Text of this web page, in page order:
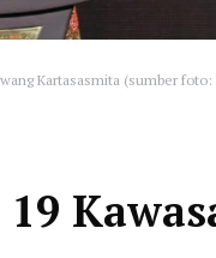
Kartasasmita (sumber